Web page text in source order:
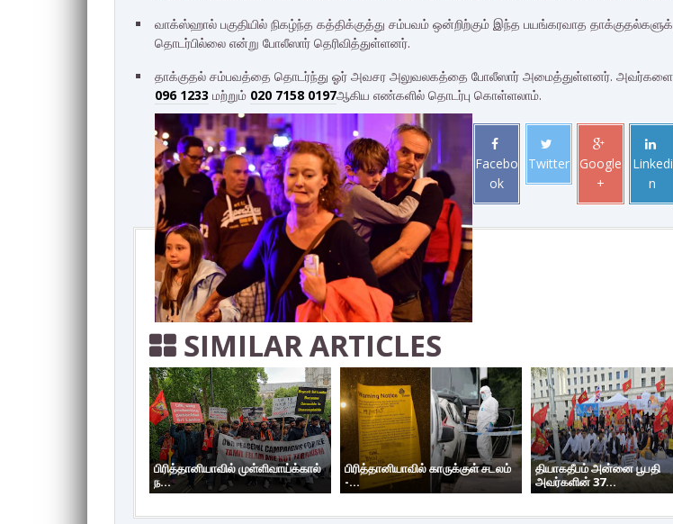
வாக்ஸ்ஹால் பகுதியில் நிகழ்ந்த கத்திக்குத்து சம்பவம் ஒன்றிற்கும் இந்த பயங்கரவாத
தொடர்பில்லை என்று போலீஸார் தெரிவித்துள்ளனர்.
தாக்குதல் சம்பவத்தை தொடர்ந்து ஓர் அவசர அலுவலகத்தை போலீஸார் அமைத்துள்ளனர். அவர்களை
096 1233 மற்றும் 020 7158 0197ஆகிய எண்களில் தொடர்பு கொள்ளலாம்.
Facebo
ok
Twitter
Google
+
Linkedi
n
SIMILAR ARTICLES
பிரித்தானியாவில் முள்ளிவாய்க்கால்
ந...
பிரித்தானியாவில் காருக்குள் சடலம்
-...
தியாகதீபம் அன்னை பூபதி
அவர்களின் 37...